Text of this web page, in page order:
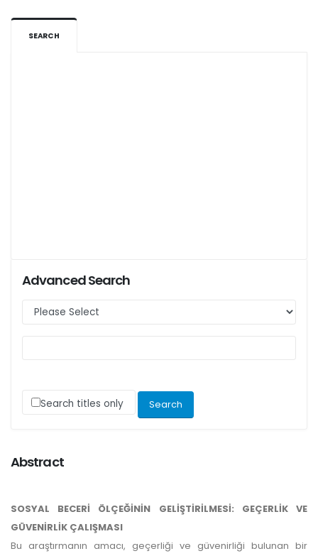
SEARCH
Advanced Search
Search titles only
Abstract
SOSYAL BECERİ ÖLÇEĞİNİN GELİŞTİRİLMESİ: GEÇERLİK VE
GÜVENİRLİK ÇALIŞMASI
Bu araştırmanın amacı, geçerliği ve güvenirliği bulunan bir